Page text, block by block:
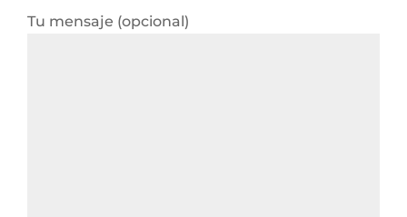
Tu mensaje (opcional)